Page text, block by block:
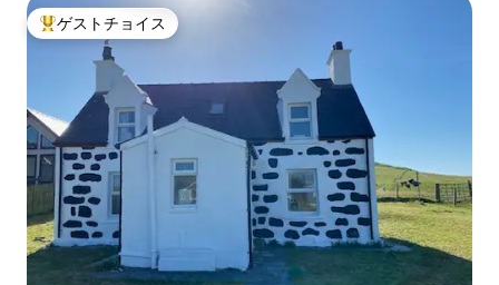
大好評のゲストチョイスです。
ゲストチョイス